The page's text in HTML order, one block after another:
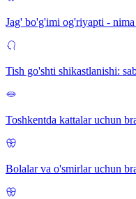
Jag' bo'g'imi og'riyapti -
Tish go'shti shikastlanishi:
Toshkentda kattalar uchun
Bolalar va o'smirlar uchun